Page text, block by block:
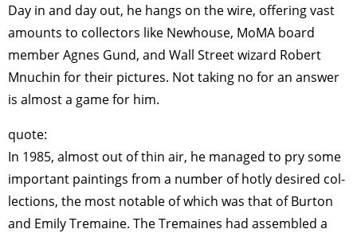
Day in and day out, he hangs on the wire, offering vast
amounts to collectors like Newhouse, MoMA board
member Agnes Gund, and Wall Street wizard Robert
Mnuchin for their pictures. Not taking no for an answer
is almost a game for him.
quote:
In 1985, almost out of thin air, he managed to pry some
important paint­ings from a number of hotly desired col­
lections, the most notable of which was that of Burton
and Emily Tremaine. The Tremaines had assembled a